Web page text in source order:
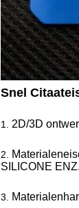
Snel
1. 2D/3D
2.
SILICONE ENZ.
3.